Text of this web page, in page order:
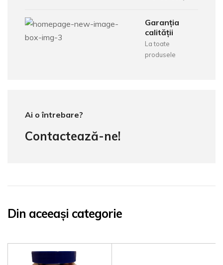
Garanția
calității
La toate
produsele
Ai o întrebare?
Contactează-ne!
Din aceeași categorie